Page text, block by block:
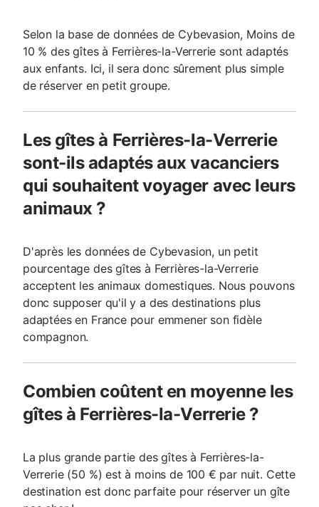
Selon la base de données de Cybevasion, Moins de
10 % des gîtes à Ferrières-la-Verrerie sont adaptés
aux enfants. Ici, il sera donc sûrement plus simple
de réserver en petit groupe.
Les gîtes à Ferrières-la-Verrerie
sont-ils adaptés aux vacanciers
qui souhaitent voyager avec leurs
animaux ?
D'après les données de Cybevasion, un petit
pourcentage des gîtes à Ferrières-la-Verrerie
acceptent les animaux domestiques. Nous pouvons
donc supposer qu'il y a des destinations plus
adaptées en France pour emmener son fidèle
compagnon.
Combien coûtent en moyenne les
gîtes à Ferrières-la-Verrerie ?
La plus grande partie des gîtes à Ferrières-la-
Verrerie (50 %) est à moins de 100 € par nuit. Cette
destination est donc parfaite pour réserver un gîte